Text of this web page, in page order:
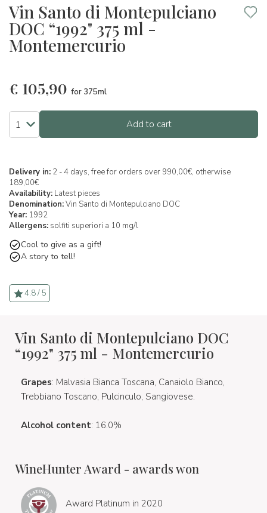
Vin Santo di Montepulciano
DOC “1992" 375 ml -
Montemercurio
€ 105,90 for 375ml
Add to cart
Delivery in: 2 - 4 days, free for orders over 990,00€, otherwise
189,00€
Availability: Latest pieces
Denomination:Vin Santo di Montepulciano DOC
Year: 1992
Allergens: solfiti superiori a 10 mg/l
Cool to give as a gift!
A story to tell!
4.8 / 5
Vin Santo di Montepulciano DOC
“1992" 375 ml - Montemercurio
Grapes: Malvasia Bianca Toscana, Canaiolo Bianco,
Trebbiano Toscano, Pulcinculo, Sangiovese.
Alcohol content: 16.0%
WineHunter Award - awards won
Award Platinum in 2020